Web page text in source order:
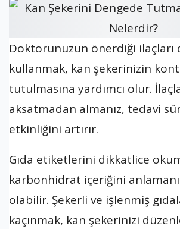
Doktorunuzun önerdiği ilaçları
kullanmak, kan şekerinizin
tutulmasına yardımcı olur.
aksatmadan almanız, tedavi
etkinliğini artırır.
Gıda etiketlerini dikkatlice
karbonhidrat içeriğini
olabilir. Şekerli ve işlenmiş
kaçınmak, kan şekerinizi